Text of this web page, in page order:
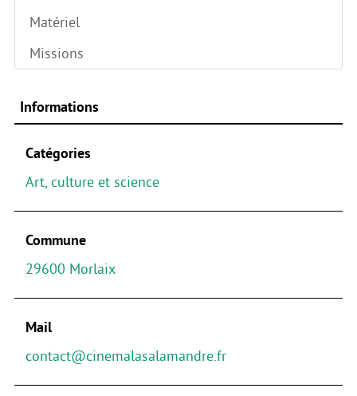
Matériel
Missions
Informations
Catégories
Art, culture et science
Commune
29600 Morlaix
Mail
contact@cinemalasalamandre.fr